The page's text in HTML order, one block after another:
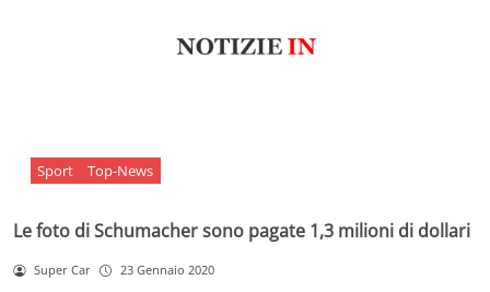
Sport Top-News
Le foto di Schumacher sono pagate 1,3 milioni di dollari
Super Car 23 Gennaio 2020